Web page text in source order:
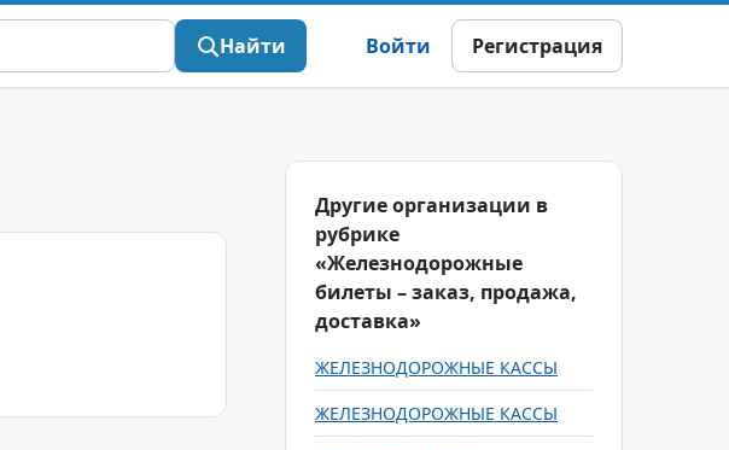
Найти Войти Регистрация
Другие организации в
рубрике
«Железнодорожные
билеты – заказ, продажа,
доставка»
ЖЕЛЕЗНОДОРОЖНЫЕ КАССЫ
ЖЕЛЕЗНОДОРОЖНЫЕ КАССЫ